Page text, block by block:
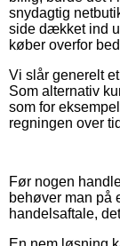
snydagtig
side dækket ind
køber overfor
Vi slår generelt
Som alternativ
som for
regningen over
Før nogen
behøver man på
handelsaftale,